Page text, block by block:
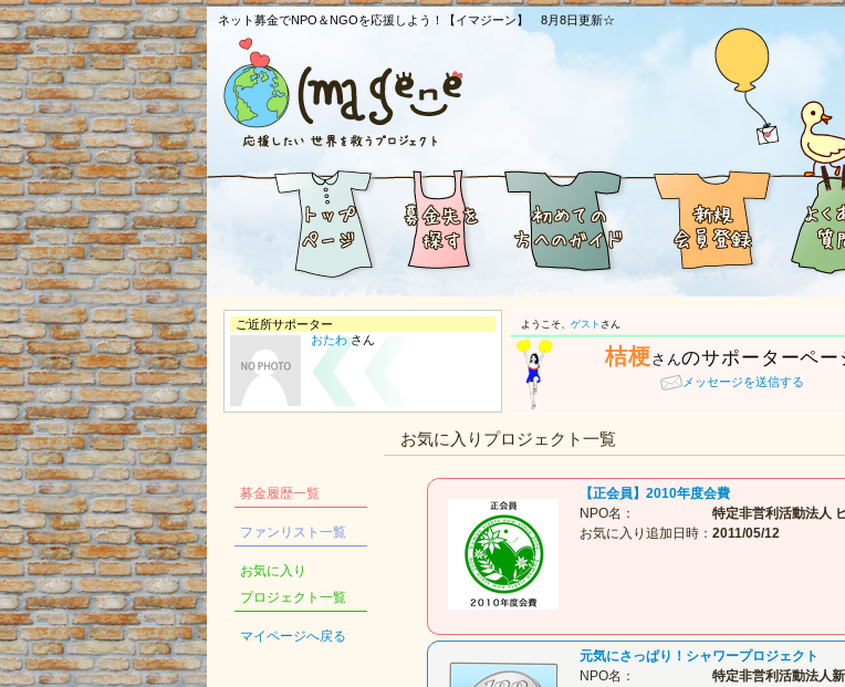
ネット募金でNPO＆NGOを応援しよう！【イマジーン】 8月8日更新☆
ご近所サポーター
おたわさん
ようこそ、 ゲスト さん
桔梗さんのサポーターペー
メッセージを送信する
募金履歴一覧
ファンリスト一覧
お気に入り
プロジェクト一覧
マイページへ戻る
お気に入りプロジェクト一覧
【正会員】2010年度会費
NPO名：
特定非営利活動法人
お気に入り追加日時： 2011/05/12
元気にさっぱり！シャワープロジェクト
NPO名：
特定非営利活動法人